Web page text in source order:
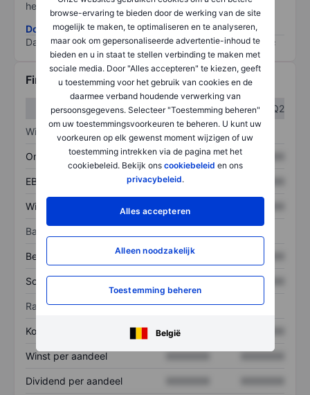
browse-ervaring te bieden door de werking van de site
mogelijk te maken, te optimaliseren en te analyseren,
maar ook om gepersonaliseerde advertentie-inhoud te
bieden en u in staat te stellen verbinding te maken met
sociale media. Door "Alles accepteren" te kiezen, geeft
u toestemming voor het gebruik van cookies en de
daarmee verband houdende verwerking van
persoonsgegevens. Selecteer "Toestemming beheren"
om uw toestemmingsvoorkeuren te beheren. U kunt uw
voorkeuren op elk gewenst moment wijzigen of uw
toestemming intrekken via de pagina met het
cookiebeleid. Bekijk ons cookiebeleid en ons
privacybeleid.
Alles accepteren
Alleen noodzakelijk
Toestemming beheren
België
het grootste risico).
Download de ESG-risicomethodologie
Data provided by
/
Financiële gegevens
Q1
Q2
Winst/verlies
Omzet XXXXXXX XXXXXXX
EBITDA XXXXXXX
Winst XXXXXXX
Balans
Bezittingen XXXXXXX
Schulden XXXXXXX
Ratio's
Koers/omzetratio XXXXXXX
Winst per aandeel
Dividend per aandeel